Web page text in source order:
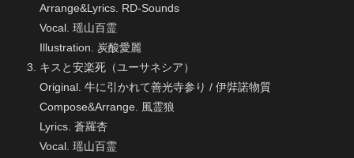
Arrange&Lyrics. RD-Sounds
Vocal. 瑶山百霊
Illustration. 炭酸愛麗
キスと安楽死（ユーサネシア）
Original. 牛に引かれて善光寺参り / 伊弉諾物質
Compose&Arrange. 風霊狼
Lyrics. 蒼羅杏
Vocal. 瑶山百霊